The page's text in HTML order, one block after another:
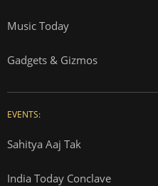
Music Today
Gadgets & Gizmos
EVENTS:
Sahitya Aaj Tak
India Today Conclave